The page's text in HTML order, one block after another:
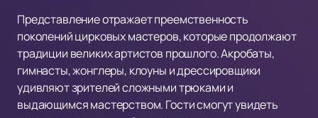
Представление отражает преемственность
поколений цирковых мастеров, которые продолжают
традиции великих артистов прошлого. Акробаты,
гимнасты, жонглеры, клоуны и дрессировщики
удивляют зрителей сложными трюками и
выдающимся мастерством. Гости смогут увидеть